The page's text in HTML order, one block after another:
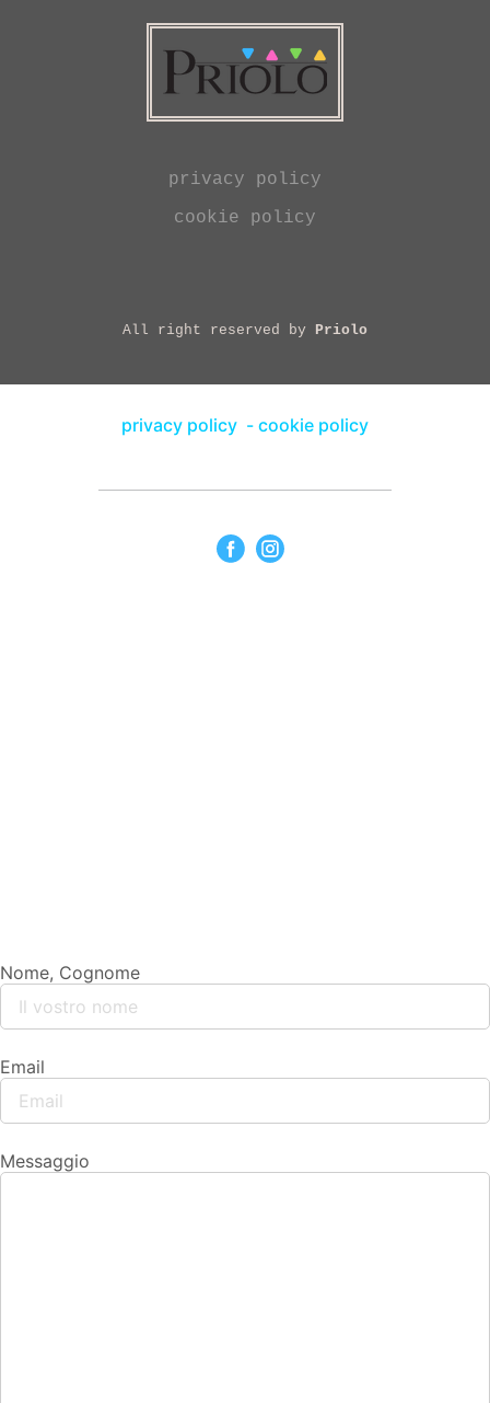
privacy policy
cookie policy
All right reserved by Priolo
privacy policy - cookie policy
Nome, Cognome
Email
Messaggio